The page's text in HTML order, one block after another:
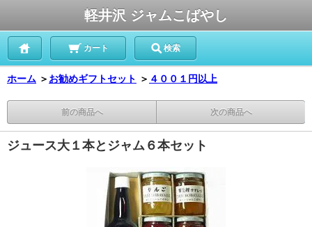
軽井沢 ジャムこばやし
カート 検索
ホーム ＞ お勧めギフトセット ＞ ４００１円以上
前の商品へ 次の商品へ
ジュース大１本とジャム６本セット